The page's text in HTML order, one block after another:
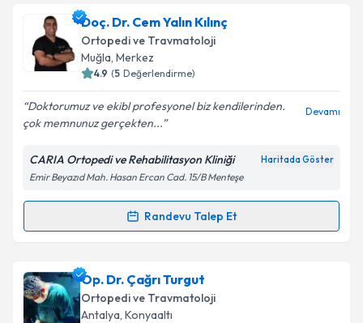
Op. Dr. Canberk Mirzaiçin randevu takvimi talebi
oluşturun. Size bu uzmandan randevu almanız için bir
takvim hazırlandığında e-posta ile bilgilendireceğiz.
Kişisel verilerimin işlenmesine ilişkin
Aydınlatma
Metni'ni okudum ve kişisel verilerimin belirtilen
kapsamda işlenmesini kabul ediyorum.
Doç. Dr. Cem Yalın Kılınç
Ortopedi ve Travmatoloji
Muğla, Merkez
4.9 (5 Değerlendirme)
Doktorumuz ve ekibl profesyonel biz kendilerinden.
çok memnunuz gerçekten...
Devamı
CARIA Ortopedi ve Rehabilitasyon Kliniği Haritada Göster
Emir Beyazıd Mah. Hasan Ercan Cad. 15/B Menteşe
Randevu Talep Et
Randevu Takvimi Talebi
Doç. Dr. Cem Yalın Kılınçiçin randevu takvimi talebi
oluşturun. Size bu uzmandan randevu almanız için bir
takvim hazırlandığında e-posta ile bilgilendireceğiz.
Op. Dr. Çağrı Turgut
Ortopedi ve Travmatoloji
Antalya, Konyaaltı